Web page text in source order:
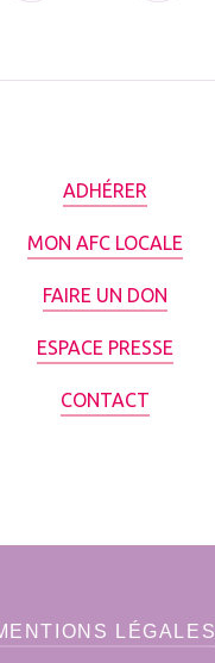
ADHÉRER
MON AFC LOCALE
FAIRE UN DON
ESPACE PRESSE
CONTACT
LÉGALES